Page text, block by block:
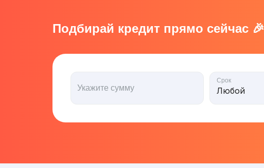
Подбирай кредит прямо сейчас 🎉
Укажите сумму
Срок